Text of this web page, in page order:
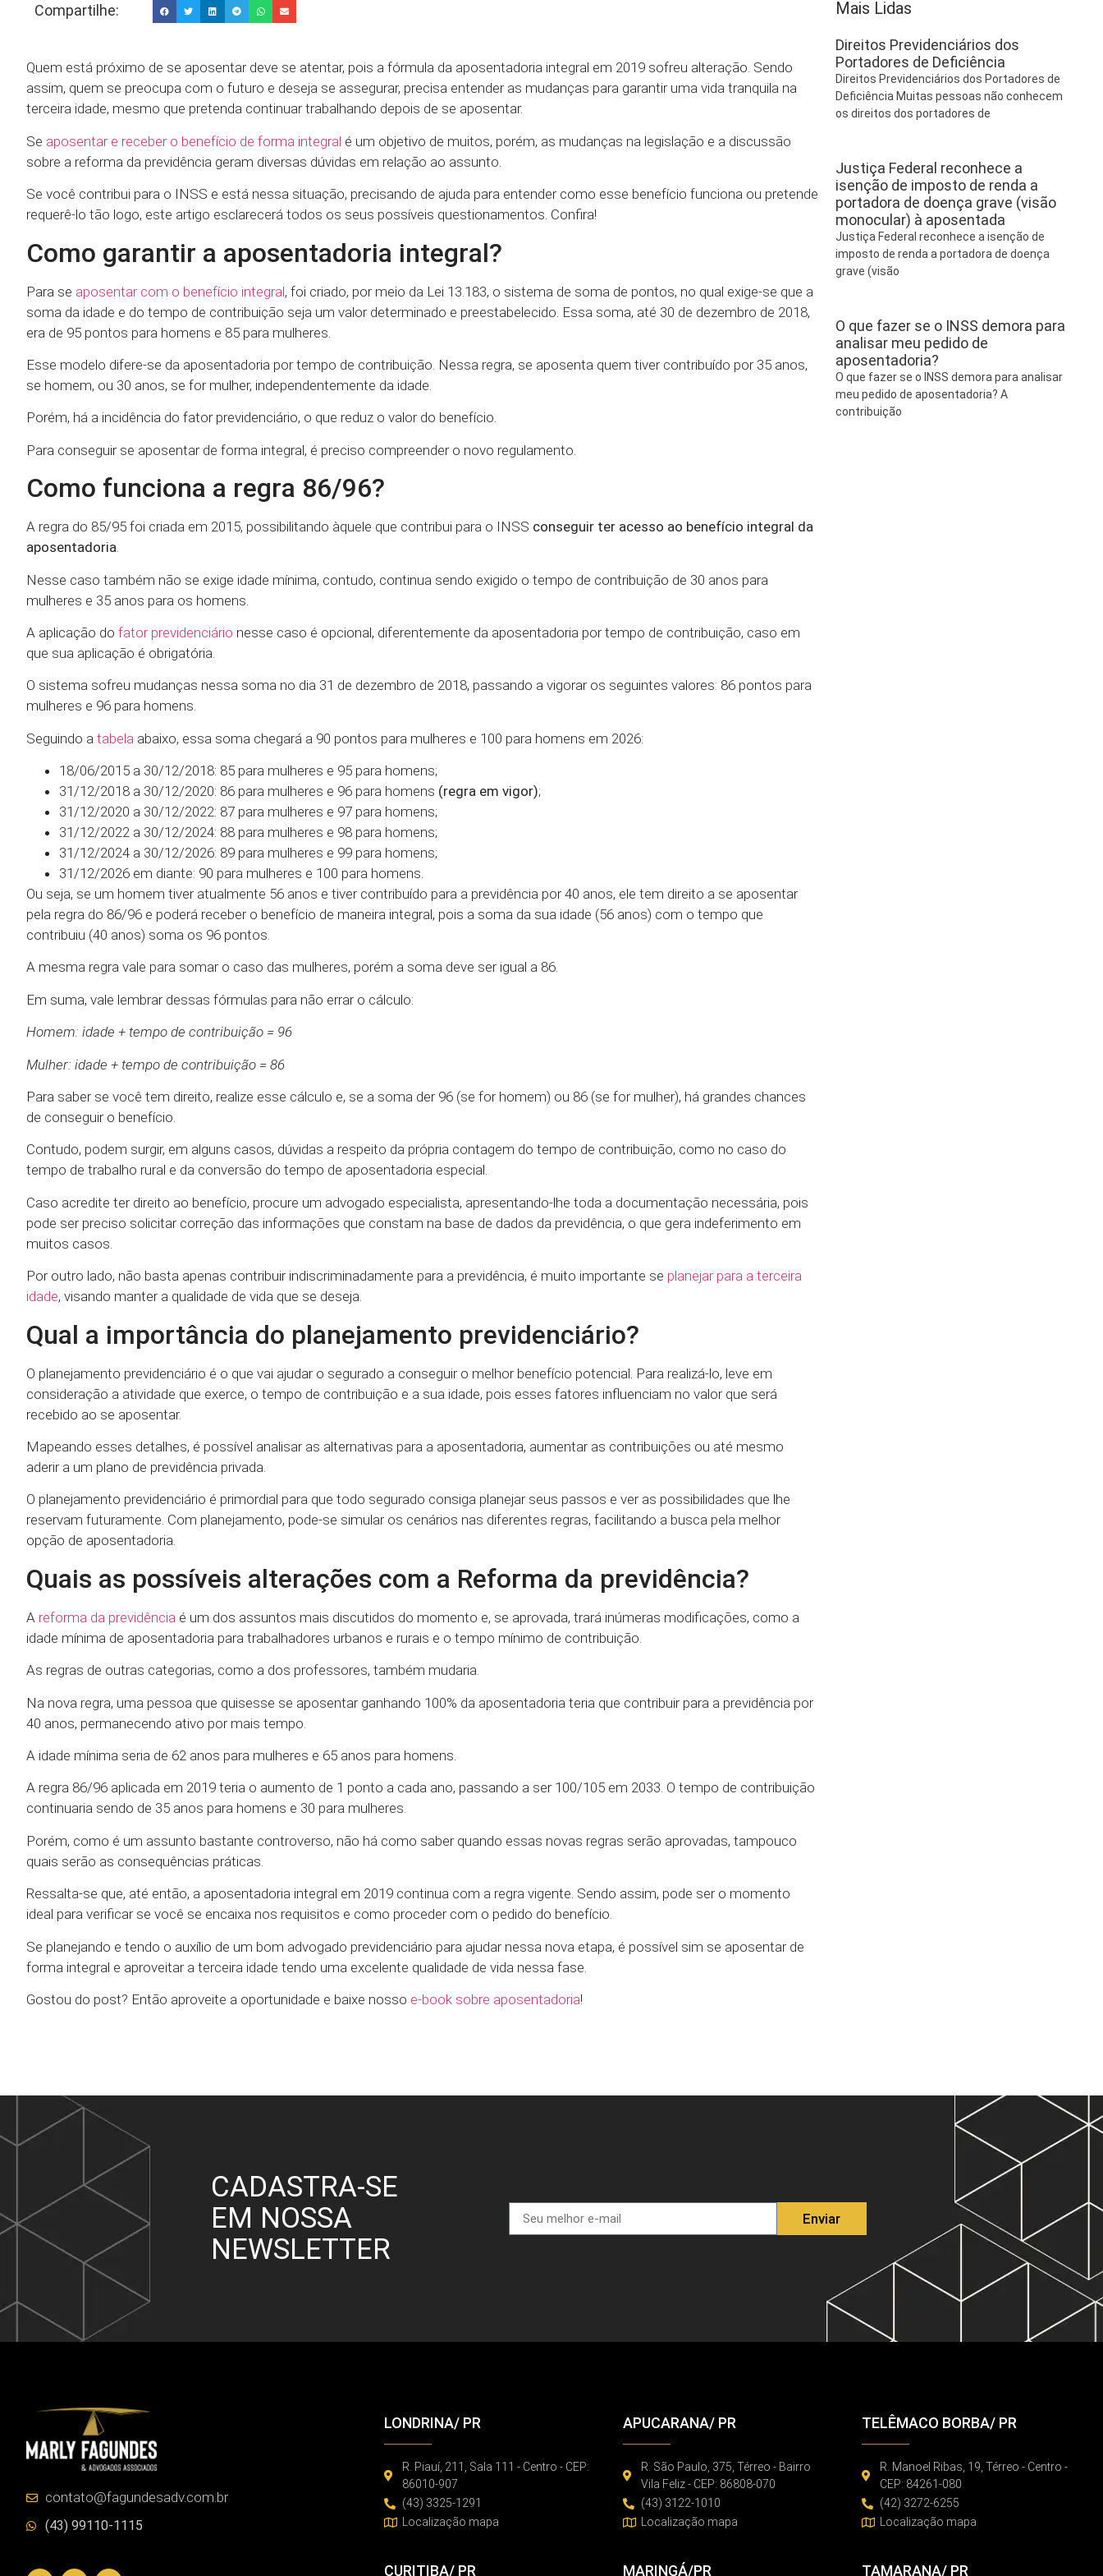
Compartilhe:
Quem está próximo de se aposentar deve se atentar, pois a fórmula da aposentadoria integral em 2019 sofreu alteração. Sendo
assim, quem se preocupa com o futuro e deseja se assegurar, precisa entender as mudanças para garantir uma vida tranquila na
terceira idade, mesmo que pretenda continuar trabalhando depois de se aposentar.
Se aposentar e receber o benefício de forma integral é um objetivo de muitos, porém, as mudanças na legislação e a discussão
sobre a reforma da previdência geram diversas dúvidas em relação ao assunto.
Se você contribui para o INSS e está nessa situação, precisando de ajuda para entender como esse benefício funciona ou pretende
requerê-lo tão logo, este artigo esclarecerá todos os seus possíveis questionamentos. Confira!
Como garantir a aposentadoria integral?
Para se aposentar com o benefício integral, foi criado, por meio da Lei 13.183, o sistema de soma de pontos, no qual exige-se que a
soma da idade e do tempo de contribuição seja um valor determinado e preestabelecido. Essa soma, até 30 de dezembro de 2018,
era de 95 pontos para homens e 85 para mulheres.
Esse modelo difere-se da aposentadoria por tempo de contribuição. Nessa regra, se aposenta quem tiver contribuído por 35 anos,
se homem, ou 30 anos, se for mulher, independentemente da idade.
Porém, há a incidência do fator previdenciário, o que reduz o valor do benefício.
Para conseguir se aposentar de forma integral, é preciso compreender o novo regulamento.
Como funciona a regra 86/96?
A regra do 85/95 foi criada em 2015, possibilitando àquele que contribui para o INSS conseguir ter acesso ao benefício integral da
aposentadoria.
Nesse caso também não se exige idade mínima, contudo, continua sendo exigido o tempo de contribuição de 30 anos para
mulheres e 35 anos para os homens.
A aplicação do fator previdenciário nesse caso é opcional, diferentemente da aposentadoria por tempo de contribuição, caso em
que sua aplicação é obrigatória.
O sistema sofreu mudanças nessa soma no dia 31 de dezembro de 2018, passando a vigorar os seguintes valores: 86 pontos para
mulheres e 96 para homens.
Seguindo a tabela abaixo, essa soma chegará a 90 pontos para mulheres e 100 para homens em 2026:
18/06/2015 a 30/12/2018: 85 para mulheres e 95 para homens;
31/12/2018 a 30/12/2020: 86 para mulheres e 96 para homens (regra em vigor);
31/12/2020 a 30/12/2022: 87 para mulheres e 97 para homens;
31/12/2022 a 30/12/2024: 88 para mulheres e 98 para homens;
31/12/2024 a 30/12/2026: 89 para mulheres e 99 para homens;
31/12/2026 em diante: 90 para mulheres e 100 para homens.
Ou seja, se um homem tiver atualmente 56 anos e tiver contribuído para a previdência por 40 anos, ele tem direito a se aposentar
pela regra do 86/96 e poderá receber o benefício de maneira integral, pois a soma da sua idade (56 anos) com o tempo que
contribuiu (40 anos) soma os 96 pontos.
A mesma regra vale para somar o caso das mulheres, porém a soma deve ser igual a 86.
Em suma, vale lembrar dessas fórmulas para não errar o cálculo:
Homem: idade + tempo de contribuição = 96
Mulher: idade + tempo de contribuição = 86
Para saber se você tem direito, realize esse cálculo e, se a soma der 96 (se for homem) ou 86 (se for mulher), há grandes chances
de conseguir o benefício.
Contudo, podem surgir, em alguns casos, dúvidas a respeito da própria contagem do tempo de contribuição, como no caso do
tempo de trabalho rural e da conversão do tempo de aposentadoria especial.
Caso acredite ter direito ao benefício, procure um advogado especialista, apresentando-lhe toda a documentação necessária, pois
pode ser preciso solicitar correção das informações que constam na base de dados da previdência, o que gera indeferimento em
muitos casos.
Por outro lado, não basta apenas contribuir indiscriminadamente para a previdência, é muito importante se planejar para a terceira
idade, visando manter a qualidade de vida que se deseja.
Qual a importância do planejamento previdenciário?
O planejamento previdenciário é o que vai ajudar o segurado a conseguir o melhor benefício potencial. Para realizá-lo, leve em
consideração a atividade que exerce, o tempo de contribuição e a sua idade, pois esses fatores influenciam no valor que será
recebido ao se aposentar.
Mapeando esses detalhes, é possível analisar as alternativas para a aposentadoria, aumentar as contribuições ou até mesmo
aderir a um plano de previdência privada.
O planejamento previdenciário é primordial para que todo segurado consiga planejar seus passos e ver as possibilidades que lhe
reservam futuramente. Com planejamento, pode-se simular os cenários nas diferentes regras, facilitando a busca pela melhor
opção de aposentadoria.
Quais as possíveis alterações com a Reforma da previdência?
A reforma da previdência é um dos assuntos mais discutidos do momento e, se aprovada, trará inúmeras modificações, como a
idade mínima de aposentadoria para trabalhadores urbanos e rurais e o tempo mínimo de contribuição.
As regras de outras categorias, como a dos professores, também mudaria.
Na nova regra, uma pessoa que quisesse se aposentar ganhando 100% da aposentadoria teria que contribuir para a previdência por
40 anos, permanecendo ativo por mais tempo.
A idade mínima seria de 62 anos para mulheres e 65 anos para homens.
A regra 86/96 aplicada em 2019 teria o aumento de 1 ponto a cada ano, passando a ser 100/105 em 2033. O tempo de contribuição
continuaria sendo de 35 anos para homens e 30 para mulheres.
Porém, como é um assunto bastante controverso, não há como saber quando essas novas regras serão aprovadas, tampouco
quais serão as consequências práticas.
Ressalta-se que, até então, a aposentadoria integral em 2019 continua com a regra vigente. Sendo assim, pode ser o momento
ideal para verificar se você se encaixa nos requisitos e como proceder com o pedido do benefício.
Se planejando e tendo o auxílio de um bom advogado previdenciário para ajudar nessa nova etapa, é possível sim se aposentar de
forma integral e aproveitar a terceira idade tendo uma excelente qualidade de vida nessa fase.
Gostou do post? Então aproveite a oportunidade e baixe nosso e-book sobre aposentadoria!
Mais Lidas
Direitos Previdenciários dos
Portadores de Deficiência
Direitos Previdenciários dos Portadores de
Deficiência Muitas pessoas não conhecem
os direitos dos portadores de
Justiça Federal reconhece a
isenção de imposto de renda a
portadora de doença grave (visão
monocular) à aposentada
Justiça Federal reconhece a isenção de
imposto de renda a portadora de doença
grave (visão
O que fazer se o INSS demora para
analisar meu pedido de
aposentadoria?
O que fazer se o INSS demora para analisar
meu pedido de aposentadoria? A
contribuição
CADASTRA-SE
EM NOSSA
NEWSLETTER
Enviar
contato@fagundesadv.com.br
(43) 99110-1115
LONDRINA/ PR
R. Piauí, 211, Sala 111 - Centro - CEP:
86010-907
(43) 3325-1291
Localização mapa
CURITIBA/ PR
APUCARANA/ PR
R. São Paulo, 375, Térreo - Bairro
Vila Feliz - CEP: 86808-070
(43) 3122-1010
Localização mapa
MARINGÁ/PR
TELÊMACO BORBA/ PR
R. Manoel Ribas, 19, Térreo - Centro -
CEP: 84261-080
(42) 3272-6255
Localização mapa
TAMARANA/ PR